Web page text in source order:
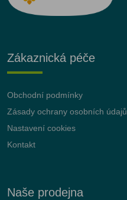
Zákaznická péče
Obchodní podmínky
Zásady ochrany osobních údajů
Nastavení cookies
Kontakt
Naše prodejna